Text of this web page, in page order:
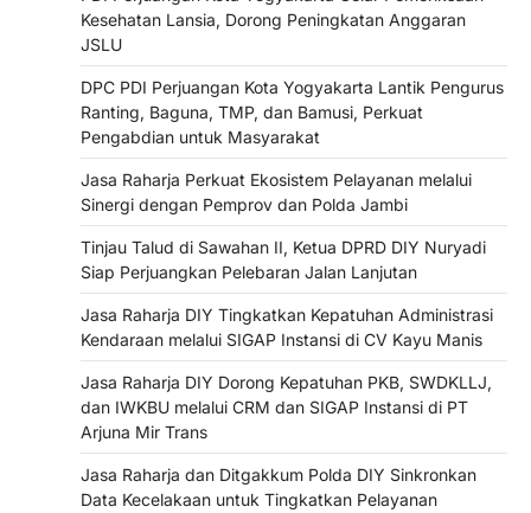
Kesehatan Lansia, Dorong Peningkatan Anggaran
JSLU
DPC PDI Perjuangan Kota Yogyakarta Lantik Pengurus
Ranting, Baguna, TMP, dan Bamusi, Perkuat
Pengabdian untuk Masyarakat
Jasa Raharja Perkuat Ekosistem Pelayanan melalui
Sinergi dengan Pemprov dan Polda Jambi
Tinjau Talud di Sawahan II, Ketua DPRD DIY Nuryadi
Siap Perjuangkan Pelebaran Jalan Lanjutan
Jasa Raharja DIY Tingkatkan Kepatuhan Administrasi
Kendaraan melalui SIGAP Instansi di CV Kayu Manis
Jasa Raharja DIY Dorong Kepatuhan PKB, SWDKLLJ,
dan IWKBU melalui CRM dan SIGAP Instansi di PT
Arjuna Mir Trans
Jasa Raharja dan Ditgakkum Polda DIY Sinkronkan
Data Kecelakaan untuk Tingkatkan Pelayanan